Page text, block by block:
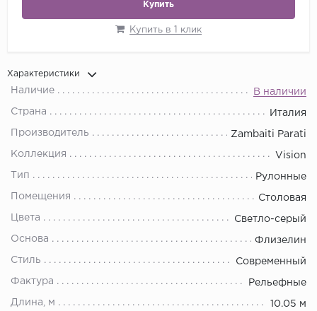
Купить
Купить в 1 клик
Характеристики
Наличие В наличии
Страна Италия
Производитель Zambaiti Parati
Коллекция Vision
Тип Рулонные
Помещения Столовая
Цвета Светло-серый
Основа Флизелин
Стиль Современный
Фактура Рельефные
Длина, м 10.05 м